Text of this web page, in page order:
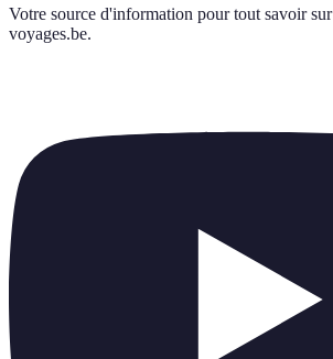
Votre source d'information pour tout savoir sur
voyages.be.